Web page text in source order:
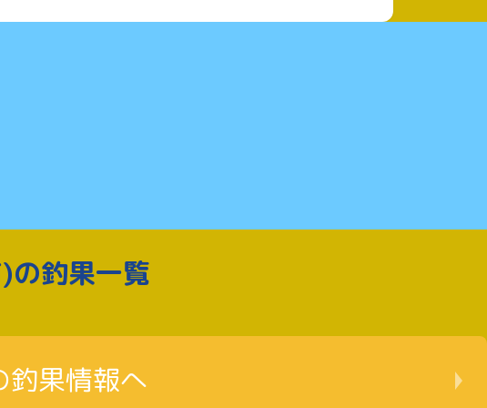
の釣果一覧
釣果情報へ